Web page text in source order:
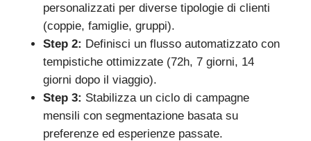
personalizzati per diverse tipologie di clienti
(coppie, famiglie, gruppi).
Step 2: Definisci un flusso automatizzato con
tempistiche ottimizzate (72h, 7 giorni, 14
giorni dopo il viaggio).
Step 3: Stabilizza un ciclo di campagne
mensili con segmentazione basata su
preferenze ed esperienze passate.
Clicca sul qr-code o inquadralo con la fotocamera del
tuo cellulare.